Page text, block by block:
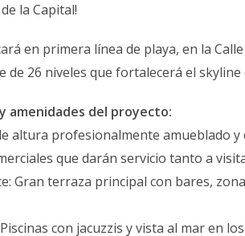
la Capital!
en primera línea de playa, en la
de 26 niveles que fortalecerá el skyline
amenidades del proyecto:
altura profesionalmente amueblado y
que darán servicio tanto a
Gran terraza principal con bares,
con jacuzzis y vista al mar en